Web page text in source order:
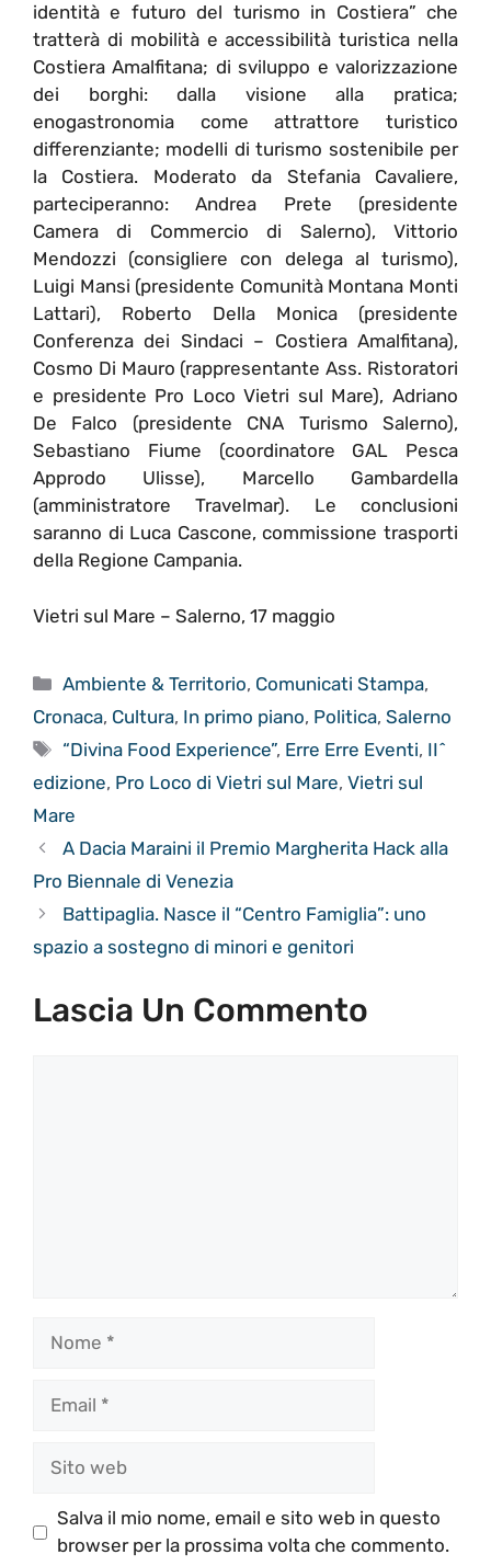
identità e futuro del turismo in Costiera” che
tratterà di mobilità e accessibilità turistica nella
Costiera Amalfitana; di sviluppo e valorizzazione
dei borghi: dalla visione alla pratica;
enogastronomia come attrattore turistico
differenziante; modelli di turismo sostenibile per
la Costiera. Moderato da Stefania Cavaliere,
parteciperanno: Andrea Prete (presidente
Camera di Commercio di Salerno), Vittorio
Mendozzi (consigliere con delega al turismo),
Luigi Mansi (presidente Comunità Montana Monti
Lattari), Roberto Della Monica (presidente
Conferenza dei Sindaci – Costiera Amalfitana),
Cosmo Di Mauro (rappresentante Ass. Ristoratori
e presidente Pro Loco Vietri sul Mare), Adriano
De Falco (presidente CNA Turismo Salerno),
Sebastiano Fiume (coordinatore GAL Pesca
Approdo Ulisse), Marcello Gambardella
(amministratore Travelmar). Le conclusioni
saranno di Luca Cascone, commissione trasporti
della Regione Campania.
Vietri sul Mare – Salerno, 17 maggio
Categorie
Ambiente & Territorio, Comunicati Stampa,
Cronaca, Cultura, In primo piano, Politica, Salerno
Tag
“Divina Food Experience”, Erre Erre Eventi, II^
edizione, Pro Loco di Vietri sul Mare, Vietri sul
Mare
A Dacia Maraini il Premio Margherita Hack alla
Pro Biennale di Venezia
Battipaglia. Nasce il “Centro Famiglia”: uno
spazio a sostegno di minori e genitori
Lascia Un Commento
Salva il mio nome, email e sito web in questo
browser per la prossima volta che commento.